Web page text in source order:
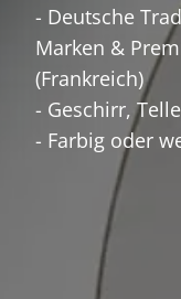
- Deutsche
Marken &
(Frankreich)
- Geschirr,
- Farbig oder